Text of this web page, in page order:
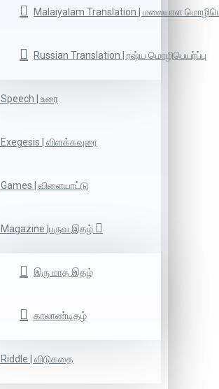
Malaiyalam Translation | மலையாள
Russian Translation | ரஷ்ய மொழிபெயர்ப்பு
Speech | உரை
Exegesis | விளக்கவுரை
Games | விளையாட்டு
Magazine |பருவ இதழ்
இரு மாத இதழ்
காலாண்டிதழ்
Riddle | விடுகதை